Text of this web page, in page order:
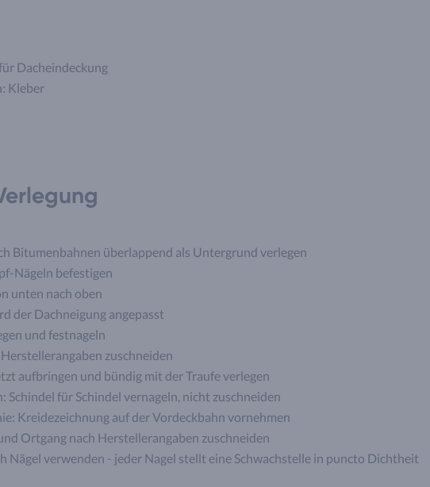
Dacheindeckung
Kleber
Bitumenbahnen überlappend als Untergrund verlegen
Nägeln befestigen
unten nach oben
der Dachneigung angepasst
und festnageln
zuschneiden
aufbringen und bündig mit der Traufe verlegen
Schindel für Schindel vernageln, nicht zuschneiden
Kreidezeichnung auf der Vordeckbahn vornehmen
Ortgang nach Herstellerangaben zuschneiden
Nägel verwenden - jeder Nagel stellt eine Schwachstelle in puncto Dichtheit